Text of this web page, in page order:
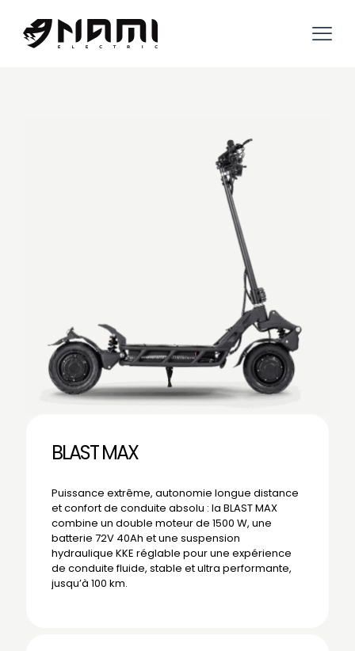
BLAST MAX
Puissance extrême, autonomie longue distance
et confort de conduite absolu : la BLAST MAX
combine un double moteur de 1500 W, une
batterie 72V 40Ah et une suspension
hydraulique KKE réglable pour une expérience
de conduite fluide, stable et ultra performante,
jusqu’à 100 km.